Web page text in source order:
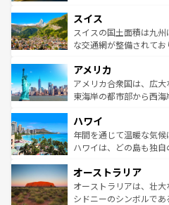
れる地方に足を運ぶとそ
きるだろう。
を参照してほしい。
は、お酒好きな人にはぜひ体験
ドイツ情報はコンテンツ
リアごとに異なる魅力が
ティー、ビール好きに
戦など、本場だからこ
ンツ一覧を参照してほし
スイス
スイスの国土面積は九
な交通網が整備されて
の建物がそのまま残る町
博物館もあり、アルプス
ことができる。国民の
ば市内交通費無料で観光を楽
着のスイス情報はコンテ
アメリカ
アメリカ合衆国は、広大
東海岸の都市部から西
のような巨大都市は、観
ンメントが詰まった刺
西部には大自然が広が
部のニューオーリンズで
文化が魅力。旅行者はア
しみながら、その多様
ハワイ
年間を通じて温暖な気
ハワイは、どの島も独
ワイ島は見逃せない。ま
島だが、静かな自然を求
おすすめ。エメラルド
オーストラリア
オーストラリアは、壮大
シドニーのシンボルで